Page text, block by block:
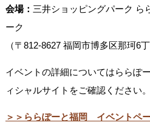
会場： 三井ショッピングパーク ら
ーク
（〒812-8627 福岡市博多区那珂6丁
イベントの詳細についてはららぽ
ィシャルサイトをご確認ください。
＞＞ららぽーと福岡 イベントペ